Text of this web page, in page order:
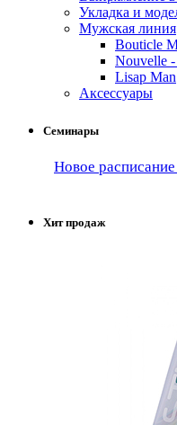
Укладка и
Мужская линия
Bouticle
Nouvelle
Lisap Man
Аксессуары
Семинары
Новое
Хит продаж